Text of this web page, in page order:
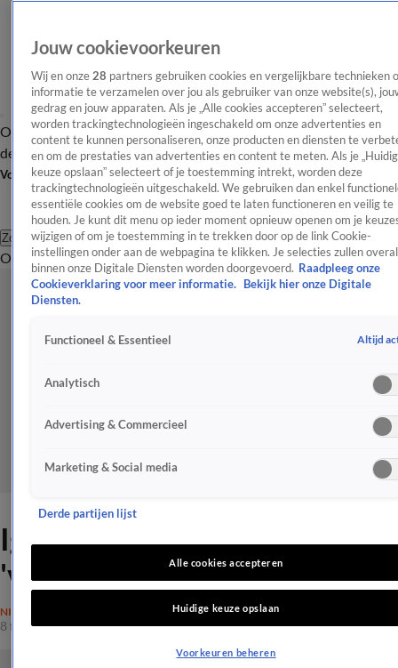
OverzichtAfleveringen Entertainment TV Algemeen
Tip
de redactieNieuwsbrief
Volg Shownieuws
Zoeken
OverzichtEntertainmentSpraakmakendRealityCrimeVideo's
Igone de Jongh moet
'verschrikkelijk' nieuws delen
NIEUWS
8 feb 2024, 13:40
Jouw cookievoorkeuren
Wij en onze 28 partners gebruiken cookies en vergelijkbare technieken
informatie te verzamelen over jou als gebruiker van onze website(s),
gedrag en jouw apparaten. Als je „Alle cookies accepteren” selecteert,
worden trackingtechnologieën ingeschakeld om onze advertenties en
content te kunnen personaliseren, onze producten en diensten te
en om de prestaties van advertenties en content te meten. Als je
keuze opslaan” selecteert of je toestemming intrekt, worden deze
trackingtechnologieën uitgeschakeld. We gebruiken dan enkel
essentiële cookies om de website goed te laten functioneren en veilig te
houden. Je kunt dit menu op ieder moment opnieuw openen om je
wijzigen of om je toestemming in te trekken door op de link Cookie-
instellingen onder aan de webpagina te klikken. Je selecties zullen overal
binnen onze Digitale Diensten worden doorgevoerd. Raadpleeg onze
Cookieverklaring voor meer informatie.
Bekijk hier onze Digitale
Diensten.
Functioneel & Essentieel Altijd
Analytisch
Advertising & Commercieel
Marketing & Social media
Derde partijen lijst
Alle cookies accepteren
Huidige keuze opslaan
Voorkeuren beheren